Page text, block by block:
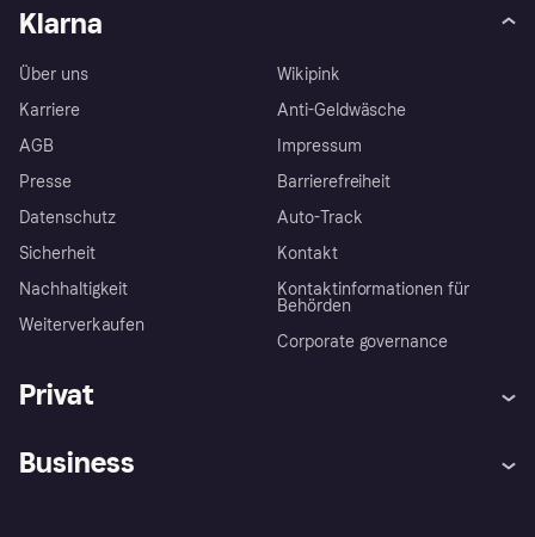
Klarna
Über uns
Karriere
AGB
Presse
Datenschutz
Sicherheit
Nachhaltigkeit
Weiterverkaufen
Wikipink
Anti-Geldwäsche
Impressum
Barrierefreiheit
Auto-Track
Kontakt
Kontaktinformationen für
Behörden
Corporate governance
Privat
Business